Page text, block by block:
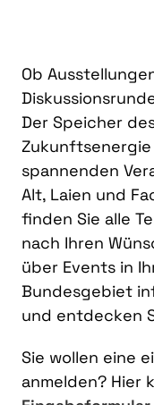
Ob
Der Speicher
spannenden
Alt, Laien und
finden Sie alle
nach Ihren
über Events in
Bundesgebiet
und entdecken
Sie wollen eine
anmelden? Hier